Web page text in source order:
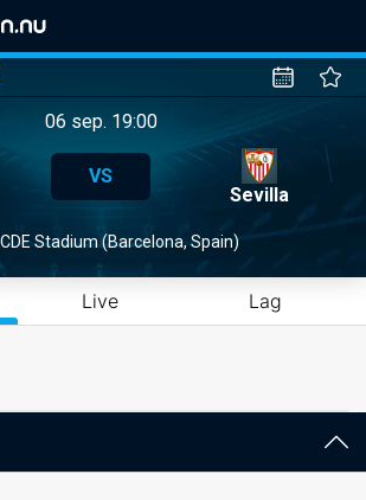
06 sep. 19:00
VS
Sevilla
Stadium (Barcelona, Spain)
Live Lag